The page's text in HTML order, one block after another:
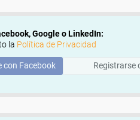
Google o LinkedIn:
la Política de Privacidad
con Facebook Registrarse